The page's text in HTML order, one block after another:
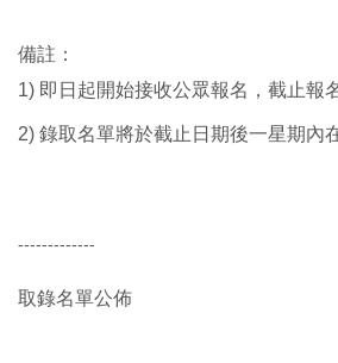
備註：
1) 即日起開始接收公眾報名，截止報
2) 錄取名單將於截止日期後一星期內
-------------
取錄名單公佈